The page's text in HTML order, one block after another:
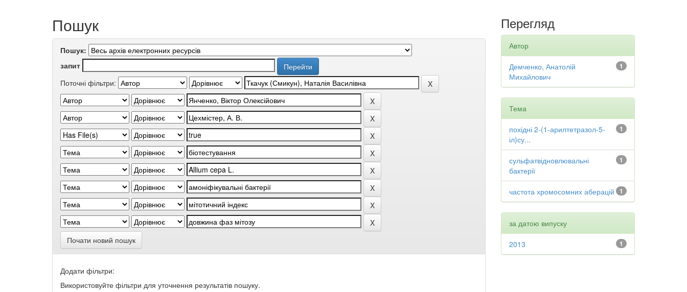
Пошук
Пошук:
запит
Поточні фільтри:
Почати новий пошук
Додати фільтри:
Використовуйте фільтри для уточнення результатів пошуку.
Перегляд
Автор
1
Демченко, Анатолій
Михайлович
Тема
1
похідні 2-(1-арилтетразол-5-
іл)су...
1
сульфатвідновлювальні
бактерії
1
частота хромосомних аберацій
за датою випуску
1
2013